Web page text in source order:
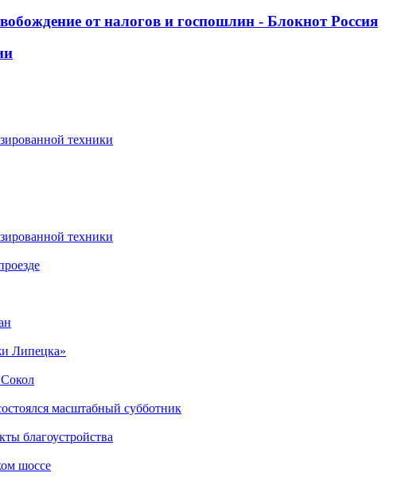
от налогов и госпошлин - Блокнот Россия
техники
техники
Липецка»
масштабный субботник
благоустройства
шоссе